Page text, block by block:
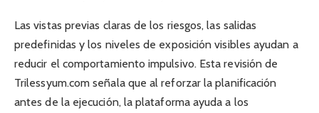
Las vistas previas claras de los riesgos, las salidas
predefinidas y los niveles de exposición visibles ayudan a
reducir el comportamiento impulsivo. Esta revisión de
Trilessyum.com señala que al reforzar la planificación
antes de la ejecución, la plataforma ayuda a los